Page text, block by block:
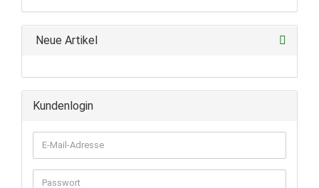
Neue Artikel
Kundenlogin
E-
Mail-
Adresse
Passwort